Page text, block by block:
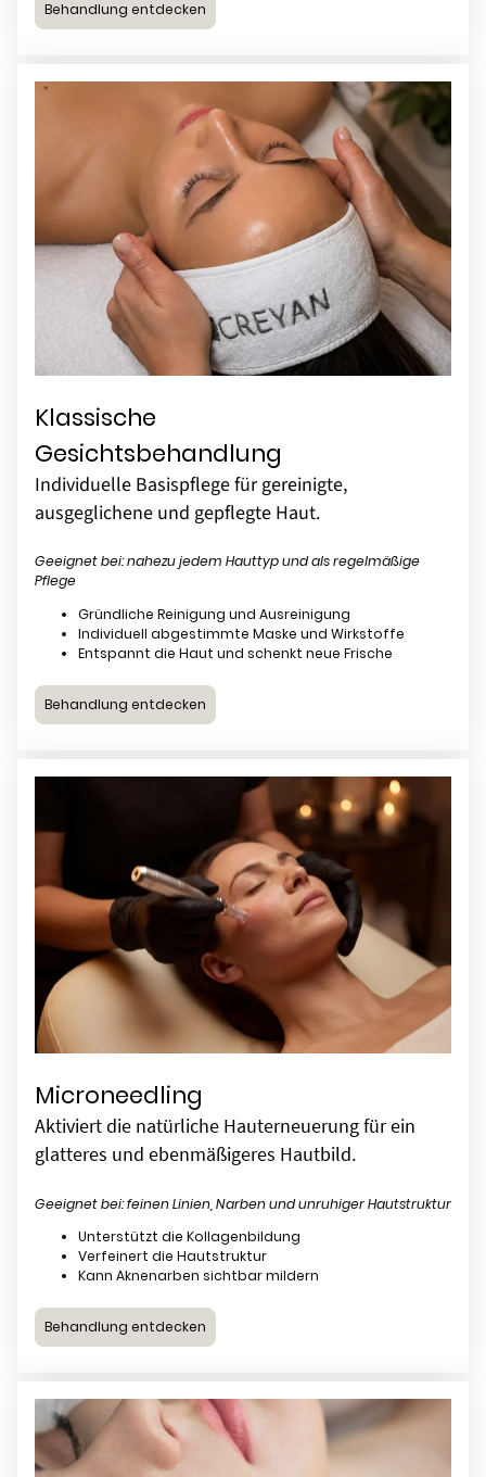
Behandlung entdecken
Klassische
Gesichtsbehandlung
Individuelle Basispflege für gereinigte,
ausgeglichene und gepflegte Haut.
Geeignet bei: nahezu jedem Hauttyp und als regelmäßige
Pflege
Gründliche Reinigung und Ausreinigung
Individuell abgestimmte Maske und Wirkstoffe
Entspannt die Haut und schenkt neue Frische
Behandlung entdecken
Microneedling
Aktiviert die natürliche Hauterneuerung für ein
glatteres und ebenmäßigeres Hautbild.
Geeignet bei: feinen Linien, Narben und unruhiger Hautstruktur
Unterstützt die Kollagenbildung
Verfeinert die Hautstruktur
Kann Aknenarben sichtbar mildern
Behandlung entdecken